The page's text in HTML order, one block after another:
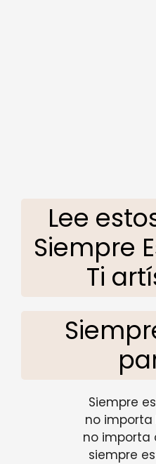
Lee
Siempre
Ti
Siempre
no importa
no importa
siempre